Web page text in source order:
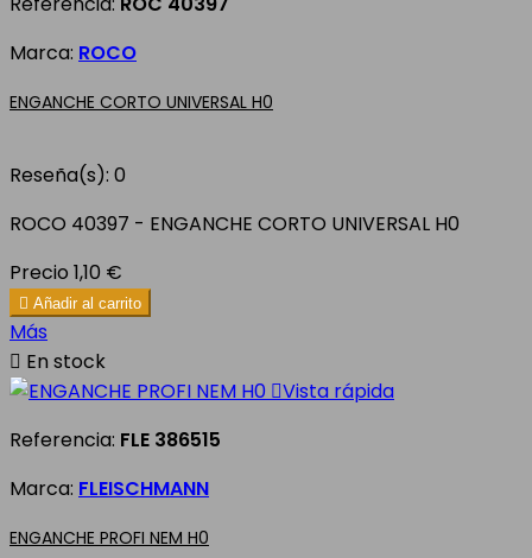
Marca: ROCO
ENGANCHE CORTO UNIVERSAL H0
Reseña(s): 0
ROCO 40397 - ENGANCHE CORTO UNIVERSAL H0
Precio 1,10 €
 Añadir al carrito
Más
 En stock
Vista rápida
Referencia: FLE 386515
Marca: FLEISCHMANN
ENGANCHE PROFI NEM H0